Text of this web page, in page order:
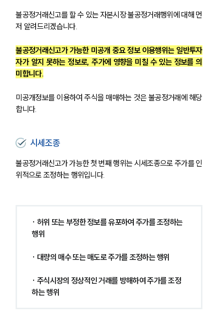
불공정거래신고를 할 수 있는 자본시장 불공정거래행위에 대해 먼
저 알려드리겠습니다.
불공정거래신고가 가능한 미공개 중요 정보 이용행위는 일반투자
자가 알지 못하는 정보로, 주가에 영향을 미칠 수 있는 정보를 의
미합니다.
미공개정보를 이용하여 주식을 매매하는 것은 불공정거래에 해당
합니다.
시세조종
불공정거래신고가 가능한 첫 번째 행위는 시세조종으로 주가를 인
위적으로 조정하는 행위입니다.
· 허위 또는 부정한 정보를 유포하여 주가를 조정하는
행위
· 대량의 매수 또는 매도로 주가를 조정하는 행위
· 주식시장의 정상적인 거래를 방해하여 주가를 조정
하는 행위